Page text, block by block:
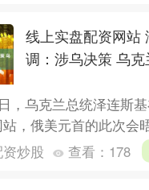
线上实盘配资网站
调：涉乌决策 乌
，乌克兰总统泽连斯
，俄美元首的此次会
路，并为开启乌克兰
炒股 查看： 178